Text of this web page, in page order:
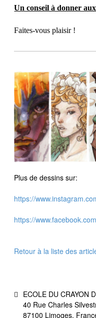
Un conseil à donner
Faites-vous plaisir !
Plus de dessins sur:
https://
https://
Retour à la liste des
ECOLE DU CRAYON
40 Rue Charles
87100 Limoges,